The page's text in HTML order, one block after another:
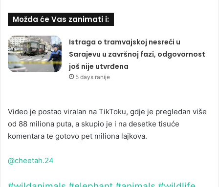
Možda će Vas zanimati i:
Istraga o tramvajskoj nesreći u
Sarajevu u završnoj fazi, odgovornost
još nije utvrđena
5 days ranije
Video je postao viralan na TikToku, gdje je pregledan više
od 88 miliona puta, a skupio je i na desetke tisuće
komentara te gotovo pet miliona lajkova.
@cheetah.24